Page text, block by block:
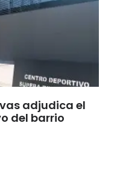
adjudica el
del barrio